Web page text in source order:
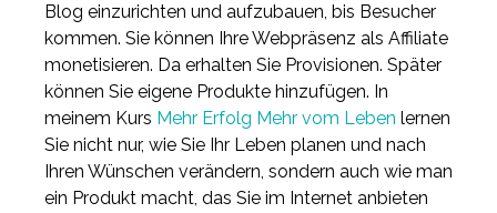
Blog einzurichten und aufzubauen, bis Besucher
kommen. Sie können Ihre Webpräsenz als Affiliate
monetisieren. Da erhalten Sie Provisionen. Später
können Sie eigene Produkte hinzufügen. In
meinem Kurs Mehr Erfolg Mehr vom Leben lernen
Sie nicht nur, wie Sie Ihr Leben planen und nach
Ihren Wünschen verändern, sondern auch wie man
ein Produkt macht, das Sie im Internet anbieten